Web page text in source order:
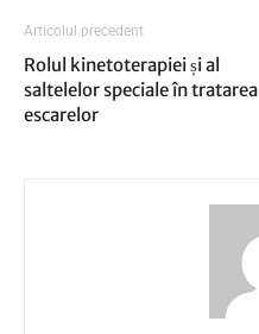
Articolul precedent
Rolul kinetoterapiei și al
saltelelor speciale în tratarea
escarelor